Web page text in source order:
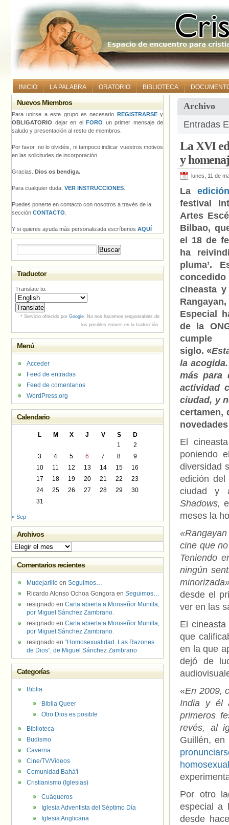
INICIO LA PALABRA ORATORIO BIBLIOTECA
Archivo
Entradas
La XVI
y
lunes, 11 de
La
festival
Artes
Bilbao,
el 18 de
ha
pluma’.
concedido
cineasta
Especial
de
la
siglo. «
la
más para
actividad
ciudad, y
certamen,
El
poniendo
diversidad
edición
ciudad y
Shadows,
meses la
cine que
Teniendo
ningún
desde el
ver en las
El
que
en la que
dejó de
«En 2009,
India y él
primeros
revés, al
Guillén,
Por otro
especial a
desde
Nuevos Miembros
Para unirse a este grupo es necesario REGISTRARSEy
OBLIGATORIO dejar en el FORO un primer mensaje de
saludo y presentación al resto de miembros.
Por favor, no lo olvidéis, ni tampoco indicar vuestros motivos
en las solicitudes de incorporación.
Gracias. Dios os bendiga.
Para cualquier duda, VER INSTRUCCIONES
Puedes ponerte en contacto con nosotros a través de la
sección CONTACTO
Y si quieres ayuda más personalizada escríbenos AQUÍ
Traductor
Translate to:
* Servicio ofrecido por Google. No nos hacemos responsables de
los posibles errores en la traducción.
Menú
Acceder
Feed de entradas
Feed de comentarios
WordPress.org
Calendario
L M X J V S
D
1
2
3
4 5 6 7 8
9
10
11 12 13 14 15
16
17
18 19 20 21 22
23
24
25 26 27 28 29
30
31
« Sep
Archivos
Archivos
Comentarios recientes
Mudejarillo en Seguimos…
Ricardo Alonso Ochoa Gongora en Seguimos…
resignado en Carta abierta a Monseñor Munilla,
por Miguel Sánchez Zambrano.
resignado en Carta abierta a Monseñor Munilla,
por Miguel Sánchez Zambrano.
resignado en “Homosexualidad. Las Razones
de Dios”, de Miguel Sánchez Zambrano
Categorías
Biblia
Biblia Queer
Otro Dios es posible
Biblioteca
Budismo
Caverna
Cine/TV/Videos
Comunidad Bahá'í
Cristianismo (Iglesias)
Cuáqueros
Iglesia Adventista del Séptimo Día
Iglesia Anglicana